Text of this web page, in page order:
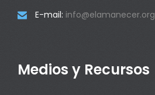
 E-mail: info@elamanecer.org
Medios y Recursos